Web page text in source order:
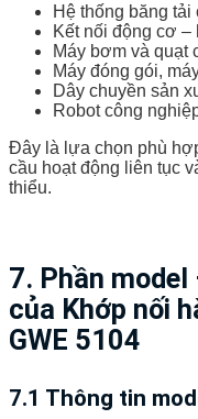
Hệ thống băng tải
Kết nối động cơ –
Máy bơm và quạt
Máy đóng gói,
Dây chuyền sản
Robot công
Đây là lựa chọn phù
cầu hoạt động liên tục
thiểu.
7. Phần
của Khớp nối
GWE 5104
7.1 Thông tin